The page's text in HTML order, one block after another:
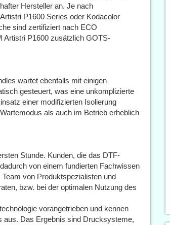
Hersteller an. Je nach
P1600 Series oder Kodacolor
sind zertifiziert nach ECO
Artistri P1600 zusätzlich GOTS-
wartet ebenfalls mit einigen
gesteuert, was eine unkomplizierte
einer modifizierten Isolierung
als auch im Betrieb erheblich
Stunde. Kunden, die das DTF-
von einem fundierten Fachwissen
von Produktspezialisten und
bzw. bei der optimalen Nutzung des
vorangetrieben und kennen
aus. Das Ergebnis sind Drucksysteme,